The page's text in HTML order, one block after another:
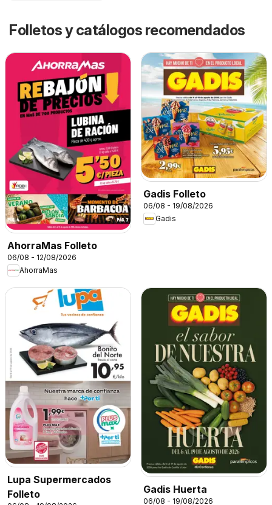
Folletos y catálogos recomendados
AhorraMas Folleto
06/08 - 12/08/2026
AhorraMas
Gadis Folleto
06/08 - 19/08/2026
Gadis
Lupa Supermercados
Folleto
Gadis Huerta
06/08 - 19/08/2026